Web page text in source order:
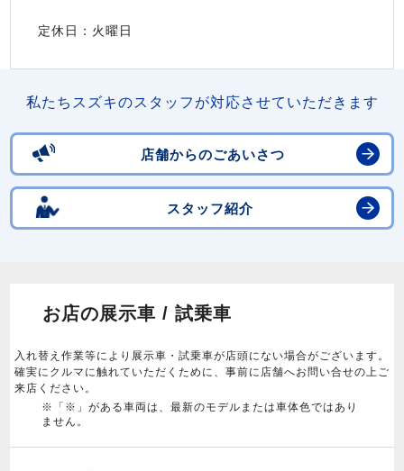
定休日：火曜日
私たちスズキのスタッフが対応させていただきます
店舗からのごあいさつ
スタッフ紹介
お店の展示車 / 試乗車
入れ替え作業等により展示車・試乗車が店頭にない場合がございます。
確実にクルマに触れていただくために、事前に店舗へお問い合せの上ご
来店ください。
※「※」がある車両は、最新のモデルまたは車体色ではあり
ません。